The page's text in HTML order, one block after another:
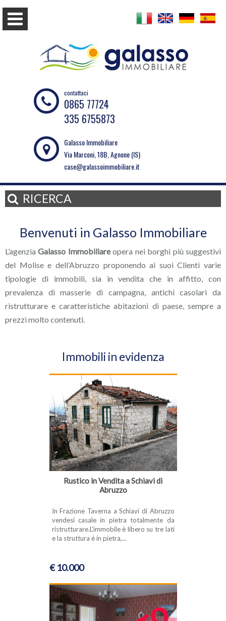
contattaci
0865 77724
335 6755873
Galasso Immobiliare
Via Marconi, 18B, Agnone (IS)
case@galassoimmobiliare.it
RICERCA
Benvenuti in Galasso Immobiliare
L’agenziaGalasso Immobiliareopera nei borghi più suggestivi
del Molise e dell’Abruzzo proponendo ai suoi Clienti varie
tipologie di immobili, sia in vendita che in affitto, con
prevalenza di masserie di campagna, antichi casolari da
ristrutturare e caratteristiche abitazioni di paese, sempre a
prezzi molto contenuti.
Immobili in evidenza
Rustico in Vendita a Schiavi di
Abruzzo
In Frazione Taverna a Schiavi di Abruzzo
vendesi casale in pietra totalmente da
ristrutturare.L'immobile è libero su tre lati
e la struttura è in pietra,...
€ 10.000